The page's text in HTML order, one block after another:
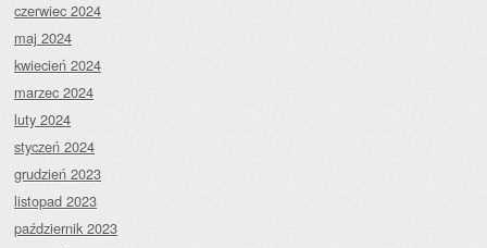
czerwiec 2024
maj 2024
kwiecień 2024
marzec 2024
luty 2024
styczeń 2024
grudzień 2023
listopad 2023
październik 2023